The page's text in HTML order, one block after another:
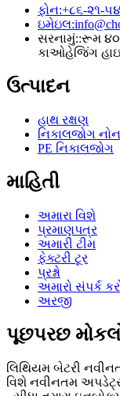
ફોન:+૮૬-૨૧-
ઇમેઇલ:
સરનામું::રૂમ
કાઓહેજિંગ હાઇ-
ઉત્પાદન
હાથ રક્ષણ
નિકાલજોગ
PE નિકાલજોગ
માહિતી
અમારા વિશે
પ્રમાણપત્ર
અમારી ટીમ
ફેક્ટરી ટૂર
પ્રશ્નો
અમારો સંપર્ક
અરજી
પૂછપરછ
લિથિયમ બેટરી
વિશે નવીનતમ